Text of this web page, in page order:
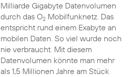
Milliarde Gigabyte Datenvolumen
durch das O2Mobilfunknetz. Das
entspricht rund einem Exabyte an
mobilen Daten. So viel wurde noch
nie verbraucht. Mit diesem
Datenvolumen könnte man mehr
als 1,5 Millionen Jahre am Stück